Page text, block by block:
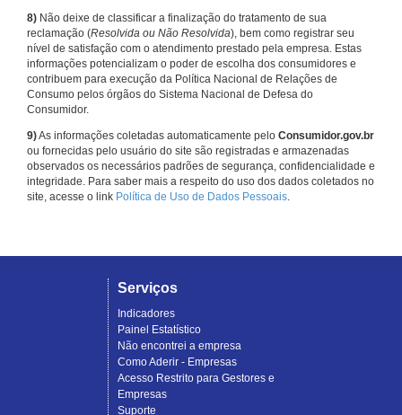
8) Não deixe de classificar a finalização do tratamento de sua
reclamação (Resolvida ou Não Resolvida), bem como registrar seu
nível de satisfação com o atendimento prestado pela empresa. Estas
informações potencializam o poder de escolha dos consumidores e
contribuem para execução da Política Nacional de Relações de
Consumo pelos órgãos do Sistema Nacional de Defesa do
Consumidor.
9)As informações coletadas automaticamente pelo Consumidor.gov.br
ou fornecidas pelo usuário do site são registradas e armazenadas
observados os necessários padrões de segurança, confidencialidade e
integridade. Para saber mais a respeito do uso dos dados coletados no
site, acesse o link Política de Uso de Dados Pessoais.
Serviços
Indicadores
Painel Estatístico
Não encontrei a empresa
Como Aderir - Empresas
Acesso Restrito para Gestores e
Empresas
Suporte